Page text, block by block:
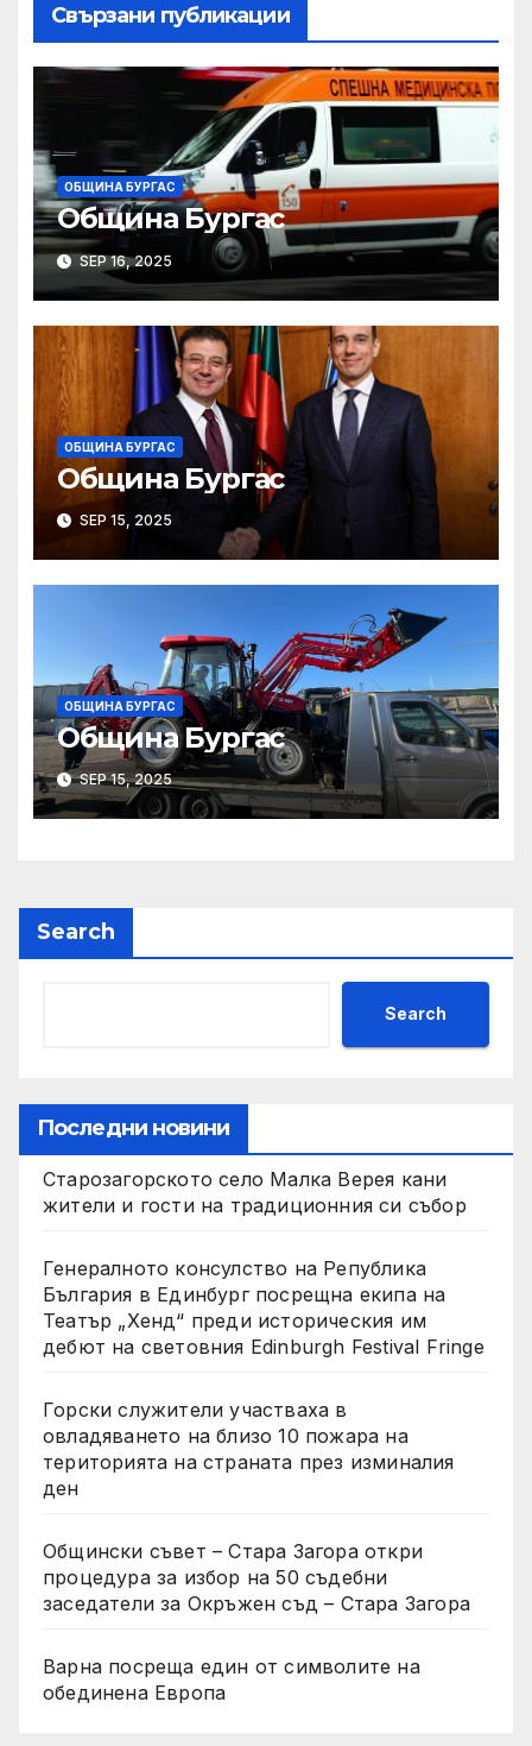
Свързани публикации
ОБЩИНА БУРГАС
Община Бургас
SEP 16, 2025
ОБЩИНА БУРГАС
Община Бургас
SEP 15, 2025
ОБЩИНА БУРГАС
Община Бургас
SEP 15, 2025
Search
Search
Последни новини
Старозагорското село Малка Верея кани
жители и гости на традиционния си събор
Генералното консулство на Република
България в Единбург посрещна екипа на
Театър „Хенд“ преди историческия им
дебют на световния Edinburgh Festival Fringe
Горски служители участваха в
овладяването на близо 10 пожара на
територията на страната през изминалия
ден
Общински съвет – Стара Загора откри
процедура за избор на 50 съдебни
заседатели за Окръжен съд – Стара Загора
Варна посреща един от символите на
обединена Европа